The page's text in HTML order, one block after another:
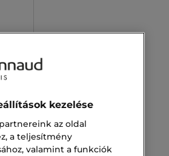
kezelése
az oldal
a teljesítmény
valamint a funkciók